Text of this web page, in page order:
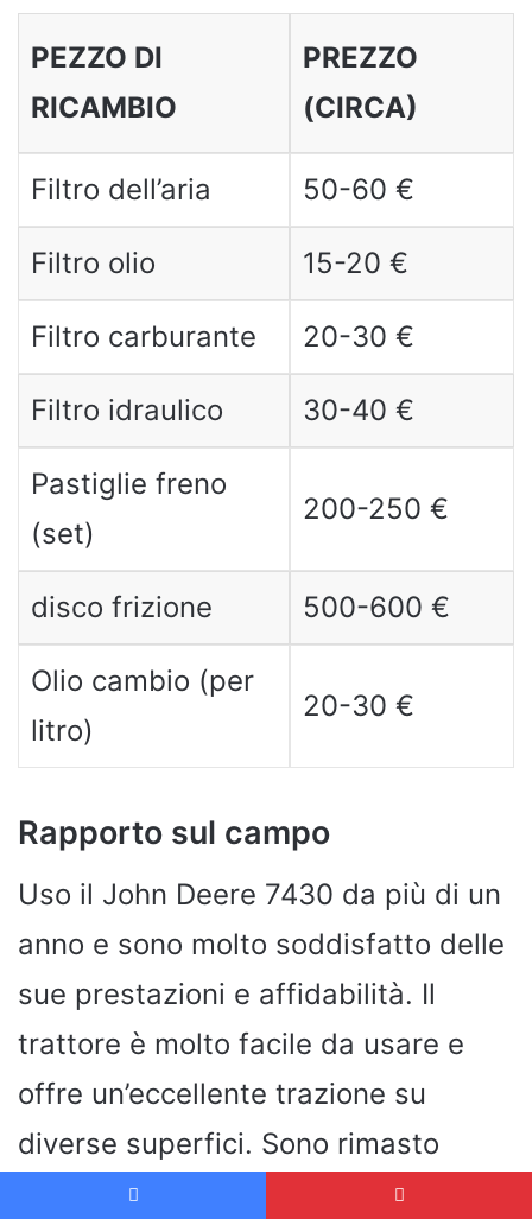
PEZZO DI
RICAMBIO
PREZZO
(CIRCA)
Filtro dell’aria 50-60 €
Filtro olio 15-20 €
Filtro carburante 20-30 €
Filtro idraulico 30-40 €
Pastiglie freno
(set)
200-250 €
disco frizione 500-600 €
Olio cambio (per
litro)
20-30 €
Rapporto sul campo
Uso il John Deere 7430 da più di un
anno e sono molto soddisfatto delle
sue prestazioni e affidabilità. Il
trattore è molto facile da usare e
offre un’eccellente trazione su
diverse superfici. Sono rimasto
particolarmente colpito dal controllo